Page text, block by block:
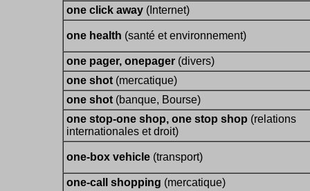
one click away (Internet)
one health (santé et environnement)
one pager, onepager (divers)
one shot (mercatique)
one shot (banque, Bourse)
one stop-one shop, one stop shop (relations
internationales et droit)
one-box vehicle (transport)
one-call shopping (mercatique)